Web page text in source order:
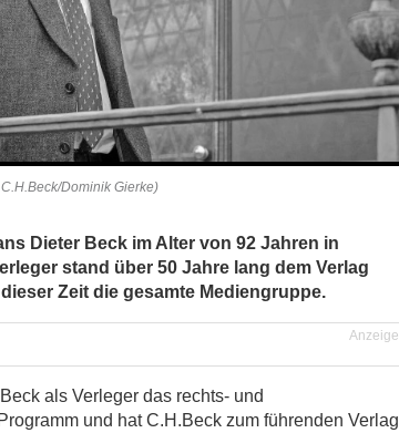
Dominik Gierke)
Dieter Beck im Alter von 92 Jahren in
stand über 50 Jahre lang dem Verlag
Zeit die gesamte Mediengruppe.
Anzeige
als Verleger das rechts- und
und hat C.H.Beck zum führenden Verlag